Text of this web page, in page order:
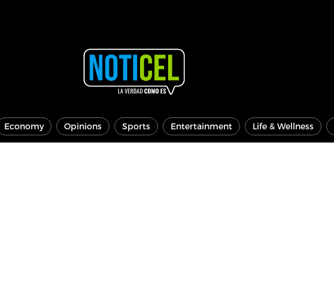
Economy Opinions Sports Entertainment Life & Wellness